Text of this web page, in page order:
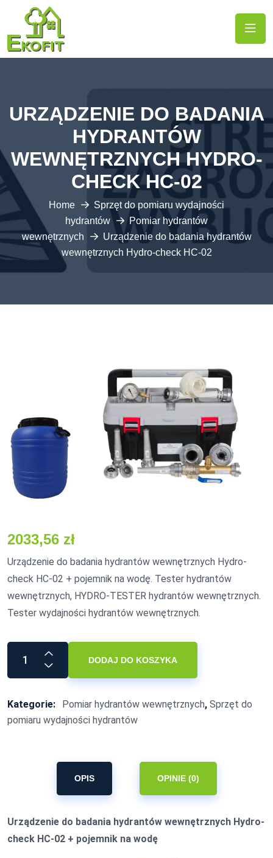
URZĄDZENIE DO BADANIA
HYDRANTÓW
WEWNĘTRZNYCH HYDRO-
CHECK HC-02
Home
Sprzęt do pomiaru wydajności
hydrantów
Pomiar hydrantów
wewnętrznych
Urządzenie do badania hydrantów
wewnętrznych Hydro-check HC-02
2033,56 zł
Urządzenie do badania hydrantów wewnętrznych Hydro-
check HC-02 + pojemnik na wodę. Tester hydrantów
wewnętrznych, HYDRO-TESTER hydrantów wewnętrznych.
Tester wydajności hydrantów wewnętrznych.
DODAJ DO KOSZYKA
Kategorie: Pomiar hydrantów wewnętrznych, Sprzęt do
pomiaru wydajności hydrantów
OPIS OPINIE (0)
Urządzenie do badania hydrantów wewnętrznych Hydro-
check HC-02 + pojemnik na wodę